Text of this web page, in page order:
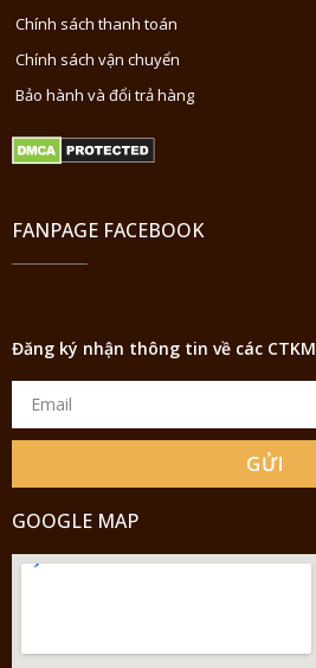
Chính sách thanh toán
Chính sách vận chuyển
Bảo hành và đổi trả hàng
FANPAGE FACEBOOK
Đăng ký nhận thông tin về các CTKM
GỬI
GOOGLE MAP